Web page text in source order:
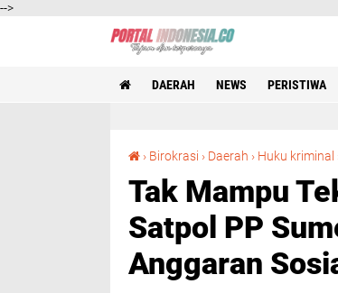
-->
DAERAH NEWS PERISTIWA
› Birokrasi › Daerah › Huku kriminal
Tak Mampu
Satpol PP
Anggaran